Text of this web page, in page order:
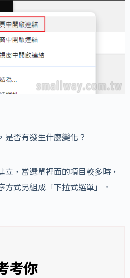
是否有發生什麼變化？
立，當選單裡面的項目較多時，
方式另組成「下拉式選單」。
考你